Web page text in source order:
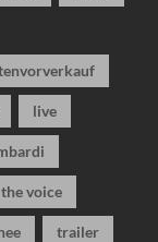
live
the voice
trailer